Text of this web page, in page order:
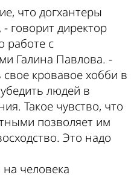
что догхантеры
говорит директор
работе с
Галина Павлова. -
кровавое хобби в
людей в
Такое чувство, что
позволяет им
Это надо
человека